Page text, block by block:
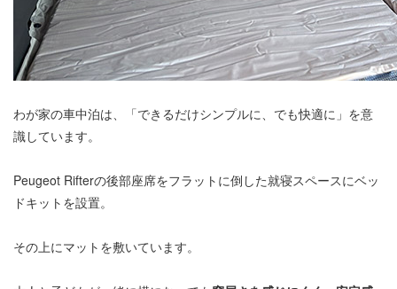
わが家の車中泊は、「できるだけシンプルに、でも快適に」を意
識しています。
Peugeot Rifterの後部座席をフラットに倒した就寝スペースにベッ
ドキットを設置。
その上にマットを敷いています。